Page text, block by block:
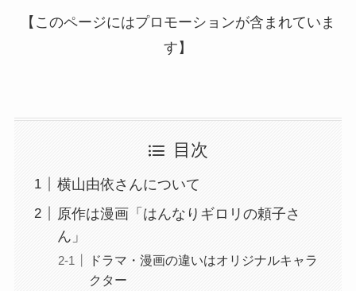
【このページにはプロモーションが含まれていま
す】
目次
横山由依さんについて
原作は漫画「はんなりギロリの頼子さ
ん」
ドラマ・漫画の違いはオリジナルキャラ
クター